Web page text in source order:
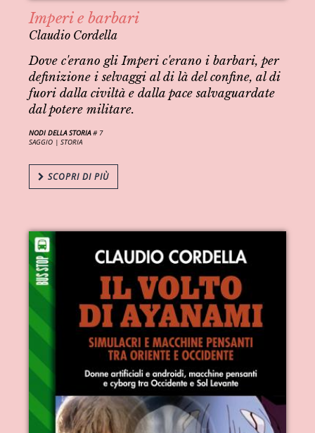
Imperi e barbari
Claudio Cordella
Dove c'erano gli Imperi c'erano i barbari, per
definizione i selvaggi al di là del confine, al di
fuori dalla civiltà e dalla pace salvaguardate
dal potere militare.
NODI DELLA STORIA# 7
SAGGIO |STORIA
SCOPRI DI PIÙ